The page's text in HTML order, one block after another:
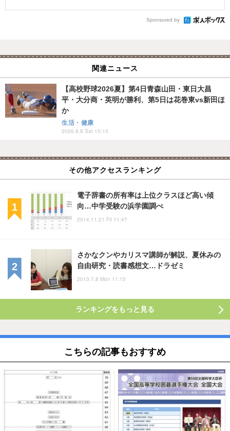
Sponsored by
関連ニュース
【高校野球2026夏】第4日青森山田・東日大昌
平・大分商・英明が勝利、第5日は花巻東vs新田ほ
か
生活・健康
2026.8.8 Sat 15:15
その他アクセスランキング
電子辞書の所有率は上位クラスほど高い傾
向…中学受験の浜学園調べ
2014.11.21 Fri 11:47
さかなクンやカリスマ講師が解説、夏休みの
自由研究・読書感想文…ドラゼミ
2013.7.8 Mon 11:15
ランキングをもっと見る
こちらの記事もおすすめ